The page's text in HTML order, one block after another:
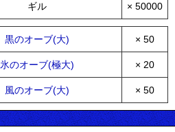
ギル × 50000
黒のオーブ(大) × 50
氷のオーブ(極大) × 20
風のオーブ(大) × 50